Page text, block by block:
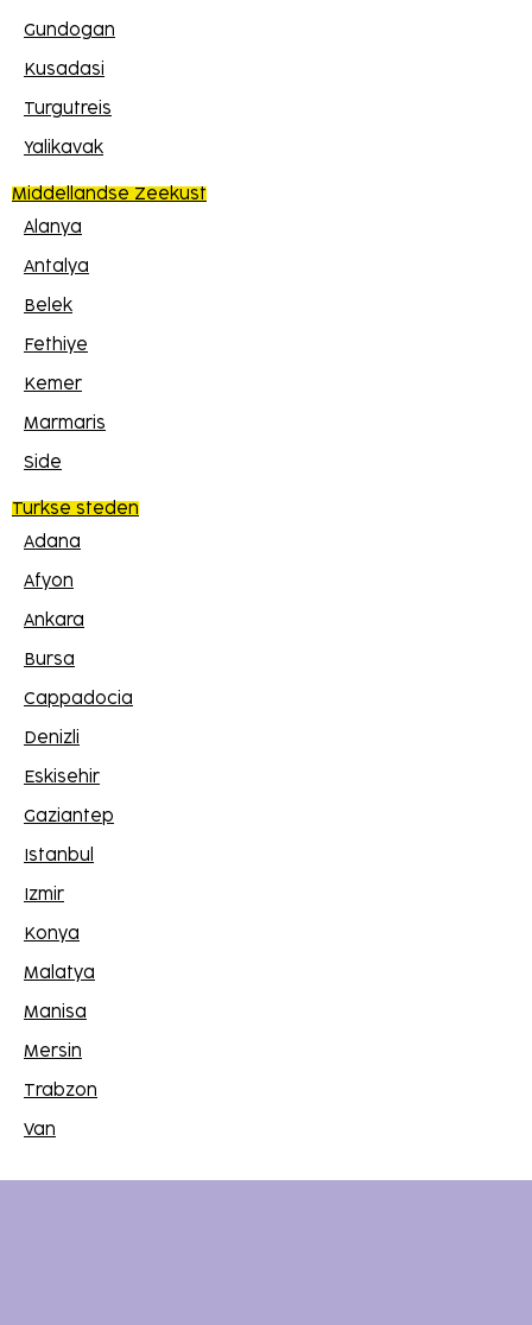
Gundogan
Kusadasi
Turgutreis
Yalikavak
Middellandse Zeekust
Alanya
Antalya
Belek
Fethiye
Kemer
Marmaris
Side
Turkse steden
Adana
Afyon
Ankara
Bursa
Cappadocia
Denizli
Eskisehir
Gaziantep
Istanbul
Izmir
Konya
Malatya
Manisa
Mersin
Trabzon
Van